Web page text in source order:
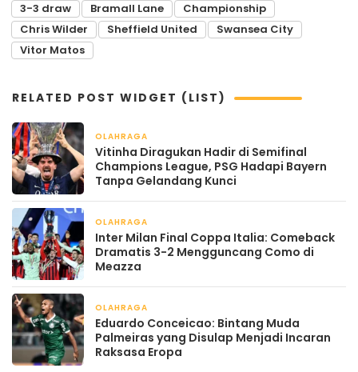
3-3 draw Bramall Lane
Championship
Chris Wilder
Sheffield United
Swansea City
Vitor Matos
RELATED POST WIDGET (LIST)
OLAHRAGA
Vitinha Diragukan Hadir di Semifinal
Champions League, PSG Hadapi Bayern
Tanpa Gelandang Kunci
OLAHRAGA
Inter Milan Final Coppa Italia: Comeback
Dramatis 3-2 Mengguncang Como di
Meazza
OLAHRAGA
Eduardo Conceicao: Bintang Muda
Palmeiras yang Disulap Menjadi Incaran
Raksasa Eropa